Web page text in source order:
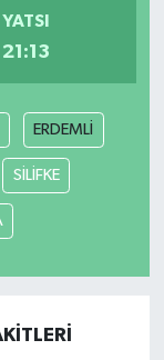
YATSI
21:13
ERDEMLİ
SİLİFKE